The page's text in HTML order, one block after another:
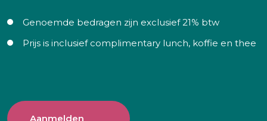
Genoemde bedragen zijn exclusief 21% btw
Prijs is inclusief complimentary lunch, koffie en thee
Aanmelden